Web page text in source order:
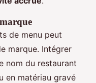
de menu peut
marque. Intégrer
nom du restaurant
en matériau gravé